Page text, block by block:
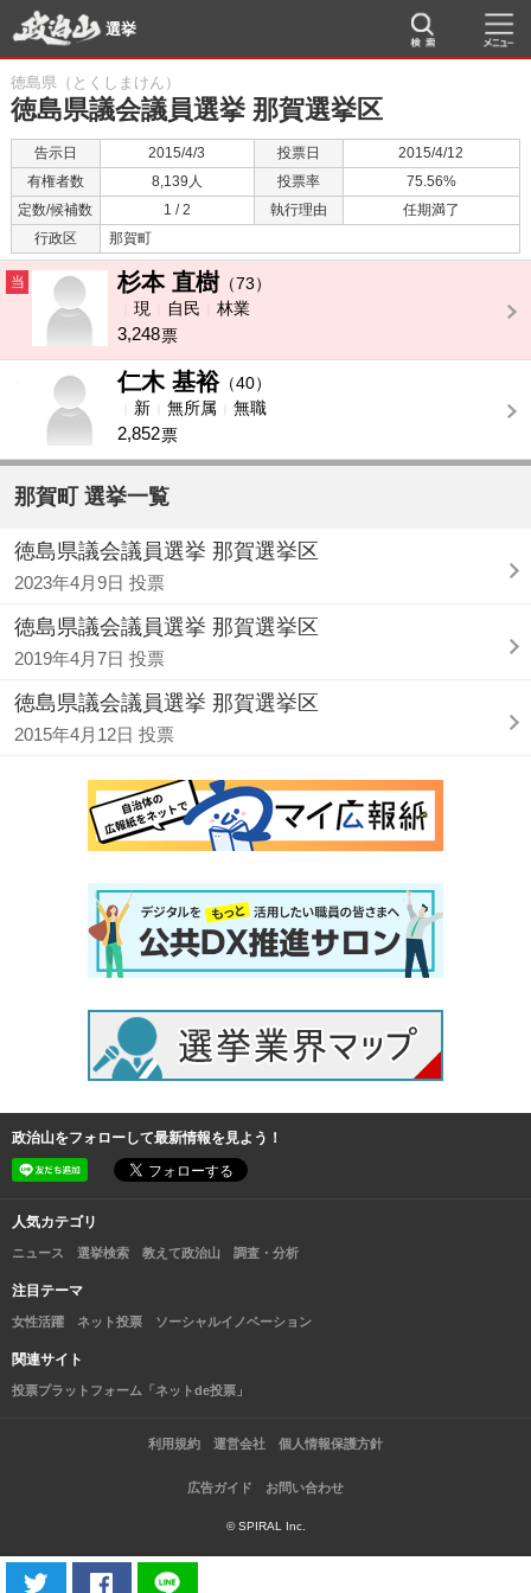
選挙
徳島県（とくしまけん）
徳島県議会議員選挙 那賀選挙区
告示日 2015/4/3 投票日
2015/4/12
有権者数
8,139人 投票率
75.56%
定数/候補数
1 / 2 執行理由
任期満了
行政区
那賀町
当 杉本 直樹（73）
現
自民 林業
3,248票
仁木 基裕（40）
新
無所属 無職
2,852票
那賀町 選挙一覧
徳島県議会議員選挙 那賀選挙区
2023年4月9日 投票
徳島県議会議員選挙 那賀選挙区
2019年4月7日 投票
徳島県議会議員選挙 那賀選挙区
2015年4月12日 投票
政治山をフォローして最新情報を見よう！
人気カテゴリ
ニュース 選挙検索 教えて政治山 調査・分析
注目テーマ
女性活躍 ネット投票 ソーシャルイノベーション
関連サイト
投票プラットフォーム「ネットde投票」
利用規約 運営会社 個人情報保護方針
広告ガイド お問い合わせ
© SPIRAL Inc.